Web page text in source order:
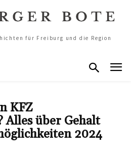
für Freiburg und die Region
KFZ
über Gehalt
2024